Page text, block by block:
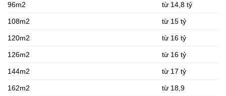
96m2 từ 14,8 tỷ
108m2 từ 15 tỷ
120m2 từ 16 tỷ
126m2 từ 16 tỷ
144m2 từ 17 tỷ
162m2 từ 18,9